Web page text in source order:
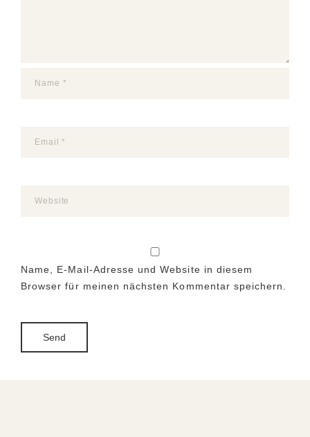
Name, E-Mail-Adresse und Website in diesem
Browser für meinen nächsten Kommentar speichern.